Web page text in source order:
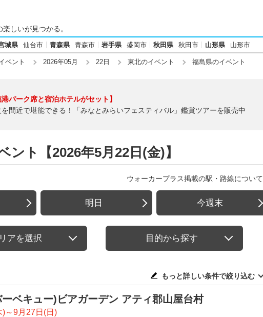
楽しいが見つかる。
城県 仙台市 青森県 青森市 岩手県 盛岡市 秋田県 秋田市 山形県 山形市
ベント 2026年05月 22日 東北のイベント 福島県のイベント
港パーク席と宿泊ホテルがセット】
間近で堪能できる！「みなとみらいフェスティバル」鑑賞ツアーを販売中
ント【2026年5月22日(金)】
ウォーカープラス掲載の駅・路線について
明日 今週末
アを選択 目的から探す
もっと詳しい条件で絞り込む
ベキュー)ビアガーデン アティ郡山屋台村
～9月27日(日)